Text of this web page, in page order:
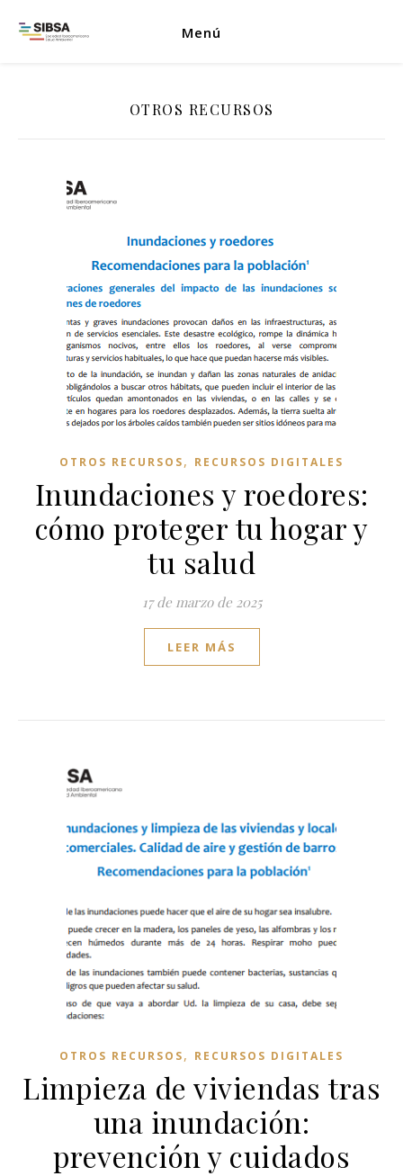
Menú
OTROS RECURSOS
OTROS RECURSOS, RECURSOS DIGITALES
Inundaciones y roedores:
cómo proteger tu hogar y
tu salud
17 de marzo de 2025
LEER MÁS
OTROS RECURSOS, RECURSOS DIGITALES
Limpieza de viviendas tras
una inundación:
prevención y cuidados